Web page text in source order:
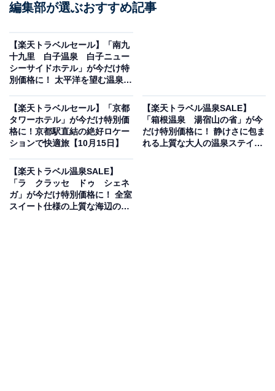
画像出典：楽天トラベル
「茨城県の100～51室のホテル・旅館」で1位を獲得して
楽天トラベルでホテルを見る
編集部が選ぶおすすめ記事
【楽天トラベルセール】「南九
十九里 白子温泉 白子ニュー
シーサイドホテル」が今だけ特
別価格に！ 太平洋を望む温泉と
日】
【楽天トラベルセール】「京都
タワーホテル」が今だけ特別価
格に！京都駅直結の絶好ロケー
ションで快適旅【10月15日】
【楽天トラベル温泉SALE】
「箱根温泉 湯宿山の省」が今
だけ特別価格に！ 静けさに包ま
れる上質な大人の温泉ステイ
【楽天トラベル温泉SALE】
「ラ クラッセ ドゥ シェネ
ガ」が今だけ特別価格に！ 全室
スイート仕様の上質な海辺の隠